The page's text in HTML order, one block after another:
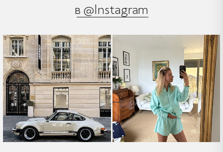
в @Instagram